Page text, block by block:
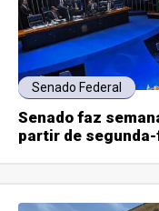
Senado Federal
Senado faz
partir de